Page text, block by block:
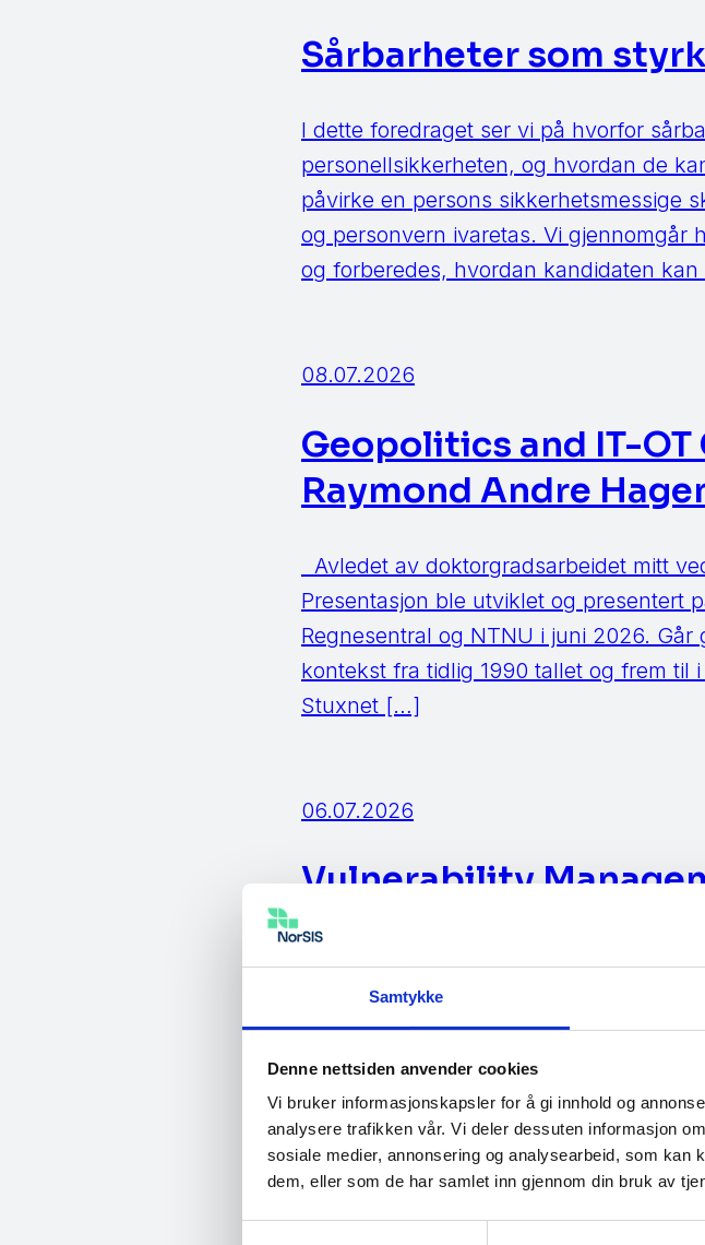
Samtykke
Denne nettsiden anvender cookies
Vi bruker informasjonskapsler for å gi innhold og
analysere trafikken vår. Vi deler dessuten informasjon
sosiale medier, annonsering og analysearbeid, som kan
dem, eller som de har samlet inn gjennom din bruk av
Sårbarheter som
I dette foredraget ser vi på hvorfor
personellsikkerheten, og hvordan de
påvirke en persons sikkerhetsmessige
og personvern ivaretas. Vi gjennomgår
og forberedes, hvordan kandidaten
08.07.2026
Geopolitics and IT-OT
Raymond Andre
Avledet av doktorgradsarbeidet mitt
Presentasjon ble utviklet og presentert
Regnesentral og NTNU i juni 2026.
kontekst fra tidlig 1990 tallet og frem til
Stuxnet […]
06.07.2026
Vulnerability
overlever du AI-
Torkell Bjørnnes
blir det enklere å finne, analysere og
ser vi på hvorfor vulnerability
hvorfor nye og krafigere AI-modeller
kommer til […]